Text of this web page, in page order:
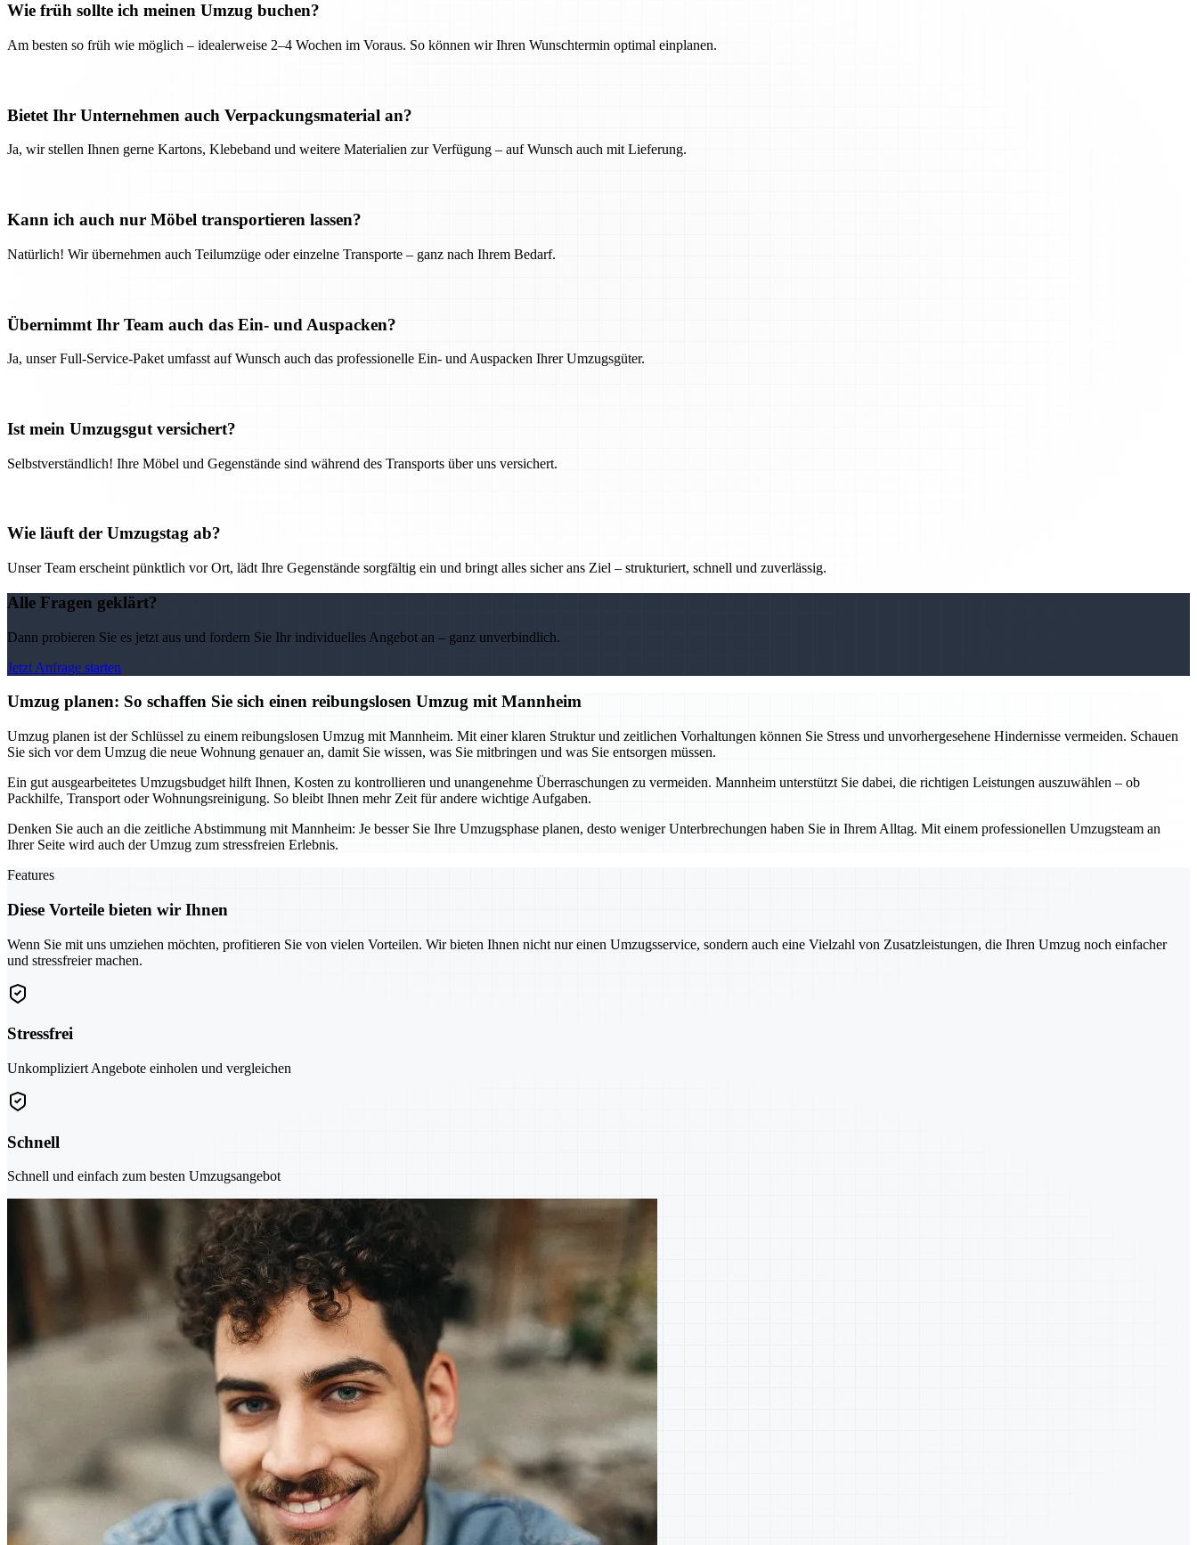
Wie früh sollte ich meinen Umzug buchen?
Am besten so früh wie möglich – idealerweise 2–4 Wochen im Voraus. So können wir Ihren Wunschtermin optimal einplanen.
Bietet Ihr Unternehmen auch Verpackungsmaterial an?
Ja, wir stellen Ihnen gerne Kartons, Klebeband und weitere Materialien zur Verfügung – auf Wunsch auch mit Lieferung.
Kann ich auch nur Möbel transportieren lassen?
Natürlich! Wir übernehmen auch Teilumzüge oder einzelne Transporte – ganz nach Ihrem Bedarf.
Übernimmt Ihr Team auch das Ein- und Auspacken?
Ja, unser Full-Service-Paket umfasst auf Wunsch auch das professionelle Ein- und Auspacken Ihrer Umzugsgüter.
Ist mein Umzugsgut versichert?
Selbstverständlich! Ihre Möbel und Gegenstände sind während des Transports über uns versichert.
Wie läuft der Umzugstag ab?
Unser Team erscheint pünktlich vor Ort, lädt Ihre Gegenstände sorgfältig ein und bringt alles sicher ans Ziel – strukturiert, schnell und zuverlässig.
Alle Fragen geklärt?
Dann probieren Sie es jetzt aus und fordern Sie Ihr individuelles Angebot an – ganz unverbindlich.
Jetzt Anfrage starten
Umzug planen: So schaffen Sie sich einen reibungslosen Umzug mit Mannheim
Umzug planen ist der Schlüssel zu einem reibungslosen Umzug mit Mannheim. Mit einer klaren Struktur und zeitlichen Vorhaltungen können Sie Stress und unvorhergesehene Hindernisse vermeiden. Schauen
Sie sich vor dem Umzug die neue Wohnung genauer an, damit Sie wissen, was Sie mitbringen und was Sie entsorgen müssen.
Ein gut ausgearbeitetes Umzugsbudget hilft Ihnen, Kosten zu kontrollieren und unangenehme Überraschungen zu vermeiden. Mannheim unterstützt Sie dabei, die richtigen Leistungen auszuwählen – ob
Packhilfe, Transport oder Wohnungsreinigung. So bleibt Ihnen mehr Zeit für andere wichtige Aufgaben.
Denken Sie auch an die zeitliche Abstimmung mit Mannheim: Je besser Sie Ihre Umzugsphase planen, desto weniger Unterbrechungen haben Sie in Ihrem Alltag. Mit einem professionellen Umzugsteam an
Ihrer Seite wird auch der Umzug zum stressfreien Erlebnis.
Features
Diese Vorteile bieten wir Ihnen
Wenn Sie mit uns umziehen möchten, profitieren Sie von vielen Vorteilen. Wir bieten Ihnen nicht nur einen Umzugsservice, sondern auch eine Vielzahl von Zusatzleistungen, die Ihren Umzug noch einfacher
und stressfreier machen.
Stressfrei
Unkompliziert Angebote einholen und vergleichen
Schnell
Schnell und einfach zum besten Umzugsangebot